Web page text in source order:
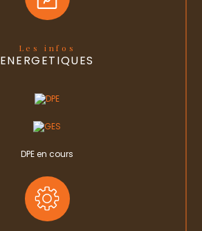
Les infos
ENERGETIQUES
DPE en cours